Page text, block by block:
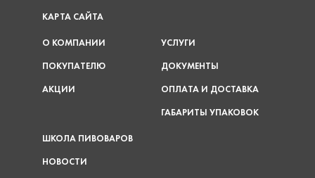
КАРТА САЙТА
О КОМПАНИИ
ПОКУПАТЕЛЮ
АКЦИИ
УСЛУГИ
ДОКУМЕНТЫ
ОПЛАТА И ДОСТАВКА
ГАБАРИТЫ УПАКОВОК
ШКОЛА ПИВОВАРОВ
НОВОСТИ